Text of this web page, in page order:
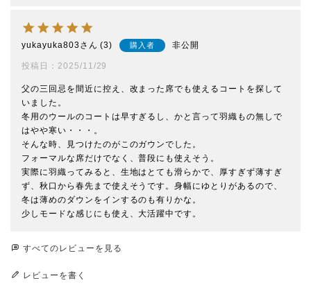
yukayuka803 3 購入者 非公開
投稿日 2025/11/29
父の三回忌を間近に控え、改まった席でも使えるコートを探して
いました。
冬用のウールのコートは早すぎるし、かと言って羽織もの無しで
はやや寒い・・・。
そんな時、見つけたのがこのガウンでした。
フォーマルな席だけでなく、普段にも使えそう。
実際に羽織ってみると、生地はとても滑らかで、厚すぎず薄すぎ
ず、秋口から春先まで使えそうです。身幅にゆとりがあるので、
冬は薄めのダウンをインするのも有りかな。
少しモードな感じにも使え、大活躍中です。
すべてのレビューを見る
レビューを書く